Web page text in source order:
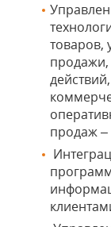
товаров,
продажи,
продаж